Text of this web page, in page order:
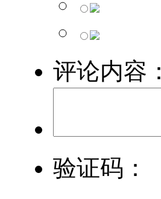
评论内容：
验证码：